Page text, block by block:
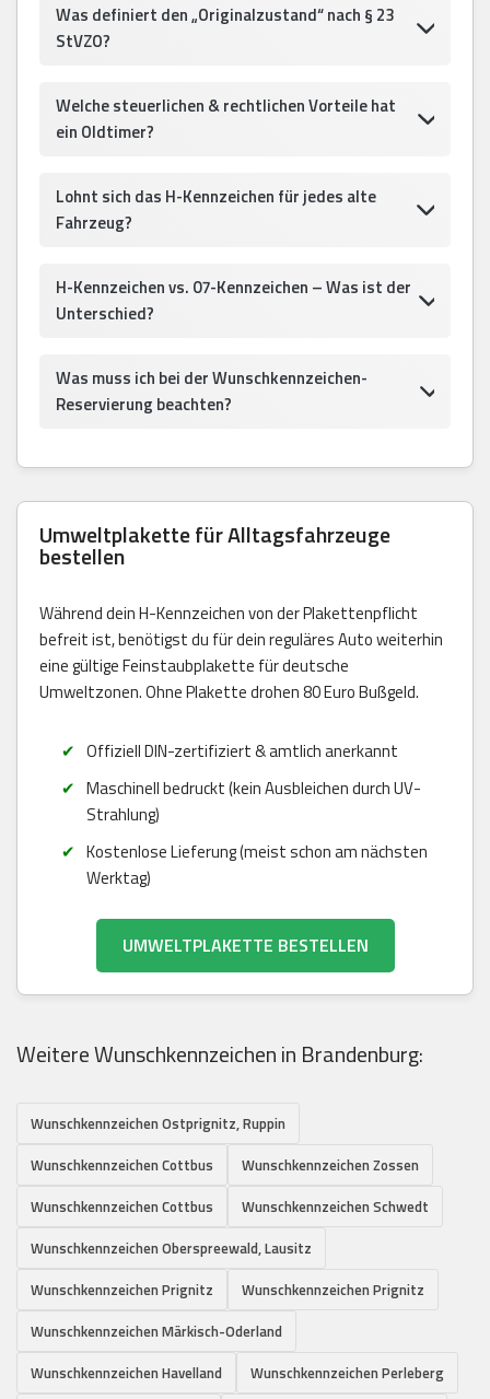
Was definiert den „Originalzustand“ nach § 23
StVZO?
Welche steuerlichen & rechtlichen Vorteile hat
ein Oldtimer?
Lohnt sich das H-Kennzeichen für jedes alte
Fahrzeug?
H-Kennzeichen vs. 07-Kennzeichen – Was ist der
Unterschied?
Was muss ich bei der Wunschkennzeichen-
Reservierung beachten?
Umweltplakette für Alltagsfahrzeuge
bestellen
Während dein H-Kennzeichen von der Plakettenpflicht
befreit ist, benötigst du für dein reguläres Auto weiterhin
eine gültige Feinstaubplakette für deutsche
Umweltzonen. Ohne Plakette drohen 80 Euro Bußgeld.
Offiziell DIN-zertifiziert & amtlich anerkannt
Maschinell bedruckt (kein Ausbleichen durch UV-
Strahlung)
Kostenlose Lieferung (meist schon am nächsten
Werktag)
UMWELTPLAKETTE BESTELLEN
Weitere Wunschkennzeichen in Brandenburg:
Wunschkennzeichen Ostprignitz, Ruppin
Wunschkennzeichen Cottbus
Wunschkennzeichen Zossen
Wunschkennzeichen Cottbus
Wunschkennzeichen Schwedt
Wunschkennzeichen Oberspreewald, Lausitz
Wunschkennzeichen Prignitz
Wunschkennzeichen Prignitz
Wunschkennzeichen Märkisch-Oderland
Wunschkennzeichen Havelland
Wunschkennzeichen Perleberg